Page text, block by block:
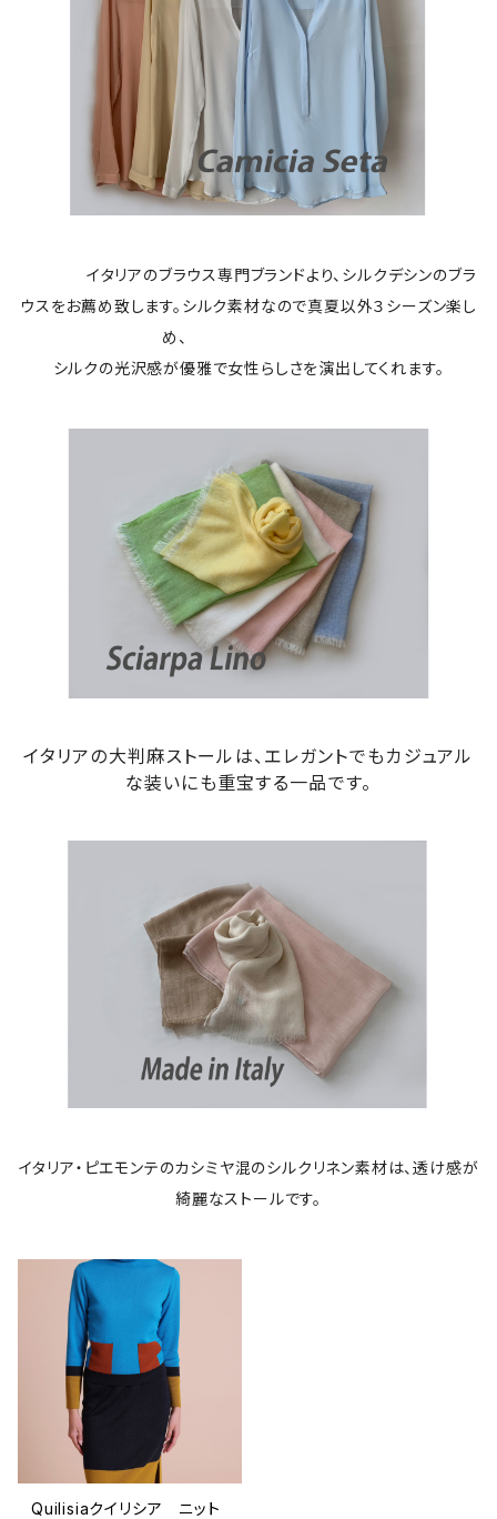
イタリアのブラウス専門ブランドより、シルクデシンのブラ
ウスをお薦め致します。シルク素材なので真夏以外３シーズン楽し
め、
シルクの光沢感が優雅で女性らしさを演出してくれます。
イタリアの大判麻ストールは、エレガントでもカジュアル
な装いにも重宝する一品です。
イタリア・ピエモンテのカシミヤ混のシルクリネン素材は、透け感が
綺麗なストールです。
Quilisiaクイリシア ニット